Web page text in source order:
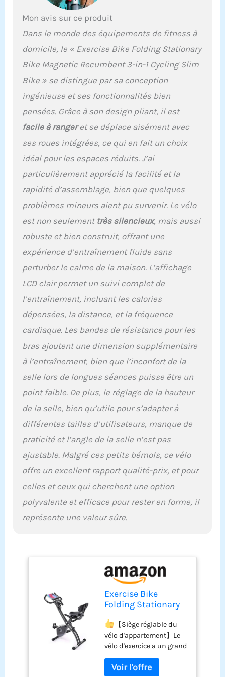
vélo d'exercice sont
l'entraînement de force
du haut du corps. De
pliable avec 8 niveaux
peut augmenter
entraînement et travailler
votre chemin à travers 8
magnétique pour tonifier
les muscles des jambes
vélo d'appartement avec
roue magnétique est
chaîne traditionnelle, car
ce vélo d'exercice pliable
assure une expérience de
conduite fluide et
silencieuse.
【Vélo
d'appartement portable】
95 x 42 x 112 cm, ce qui
est peu encombrant,
compact et parfait pour
un usage domestique. De
plus, le support de
téléphone/iPad est
inclus sur le vélo
d'appartement, de sorte
un film et écouter de la
musique tout en faisant
d'appartement, vous
donnant une expérience
d'appartement compact
et pliable : le vélo
compact et pliable
permet d'économiser de
à déplacer. Le vélo
d'appartement portable
peut être plié pour le
rangement et peut être
d'appartement pliable
peut être plié à presque la
moitié de la taille
assemblée, de sorte que
ce vélo d'exercice est
particulièrement
compact.
【Détecteur
de fréquence cardiaque
et moniteur LCD】Le vélo
d'appartement dispose
d'un grand écran LCD qui
affiche l'heure, la vitesse,
Mon avis sur ce produit
Dans le monde des équipements de fitness à
domicile, le « Exercise Bike Folding Stationary
Bike Magnetic Recumbent 3-in-1 Cycling Slim
Bike » se distingue par sa conception
ingénieuse et ses fonctionnalités bien
pensées. Grâce à son design pliant, il est
facile à rangeret se déplace aisément avec
ses roues intégrées, ce qui en fait un choix
idéal pour les espaces réduits. J’ai
particulièrement apprécié la facilité et la
rapidité d’assemblage, bien que quelques
problèmes mineurs aient pu survenir. Le vélo
est non seulement très silencieux, mais aussi
robuste et bien construit, offrant une
expérience d’entraînement fluide sans
perturber le calme de la maison. L’affichage
LCD clair permet un suivi complet de
l’entraînement, incluant les calories
dépensées, la distance, et la fréquence
cardiaque. Les bandes de résistance pour les
bras ajoutent une dimension supplémentaire
à l’entraînement, bien que l’inconfort de la
selle lors de longues séances puisse être un
point faible. De plus, le réglage de la hauteur
de la selle, bien qu’utile pour s’adapter à
différentes tailles d’utilisateurs, manque de
praticité et l’angle de la selle n’est pas
ajustable. Malgré ces petits bémols, ce vélo
offre un excellent rapport qualité-prix, et pour
celles et ceux qui cherchent une option
polyvalente et efficace pour rester en forme, il
représente une valeur sûre.
Exercise Bike
Folding Stationary
Recumbent 3-in-1
Cycling Slim Bike
with Arm
Resistance Bands &
LCD Monitor for
【Siège réglable du
vélo d'appartement】Le
vélo d'exercice a un grand
coussin de siège et un
coussin de siège de 30,5